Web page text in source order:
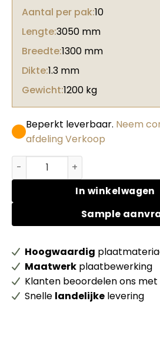
Aantal per pak:10
Lengte:3050 mm
Breedte:1300 mm
Dikte:1.3 mm
Gewicht:1200 kg
Beperkt leverbaar. Neem
afdeling Verkoop
Formica HPL F0949 Colorcore
In winkelwagen
Sample
Hoogwaardig
Maatwerk plaatbewerking
Klanten beoordelen ons met
Snelle landelijke levering